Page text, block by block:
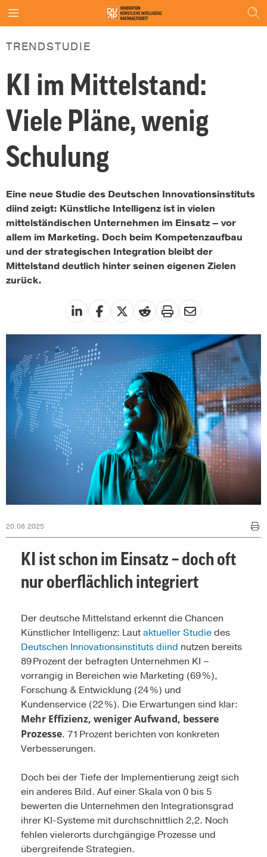
TRENDSTUDIE
KI im Mittelstand:
Viele Pläne, wenig
Schulung
Eine neue Studie des Deutschen Innovationsinstituts
diind zeigt: Künstliche Intelligenz ist in vielen
mittelständischen Unternehmen im Einsatz – vor
allem im Marketing. Doch beim Kompetenzaufbau
und der strategischen Integration bleibt der
Mittelstand deutlich hinter seinen eigenen Zielen
zurück.
20.08.2025
KI ist schon im Einsatz – doch oft
nur oberflächlich integriert
Der deutsche Mittelstand erkennt die Chancen
Künstlicher Intelligenz: Lautaktueller Studiedes
Deutschen Innovationsinstituts diind nutzen bereits
89 Prozent der befragten Unternehmen KI –
vorrangig in Bereichen wie Marketing (69 %),
Forschung & Entwicklung (24 %) und
Kundenservice (22 %). Die Erwartungen sind klar:
Mehr Effizienz, weniger Aufwand, bessere
Prozesse. 71 Prozent berichten von konkreten
Verbesserungen.
Doch bei der Tiefe der Implementierung zeigt sich
ein anderes Bild. Auf einer Skala von 0 bis 5
bewerten die Unternehmen den Integrationsgrad
ihrer KI-Systeme mit durchschnittlich 2,2. Noch
fehlen vielerorts durchgängige Prozesse und
übergreifende Strategien.